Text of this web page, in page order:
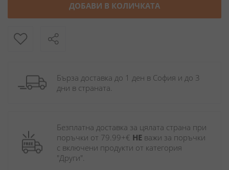
ДОБАВИ В КОЛИЧКАТА
Бърза доставка до 1 ден в София и до 3
дни в страната.
Безплатна доставка за цялата страна при
поръчки от 79.99+€ НЕ важи за поръчки
с включени продукти от категория
"Други".